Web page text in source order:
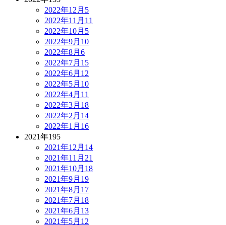
2022年12月 5
2022年11月 11
2022年10月 5
2022年9月 10
2022年8月 6
2022年7月 15
2022年6月 12
2022年5月 10
2022年4月 11
2022年3月 18
2022年2月 14
2022年1月 16
2021年195
2021年12月 14
2021年11月 21
2021年10月 18
2021年9月 19
2021年8月 17
2021年7月 18
2021年6月 13
2021年5月 12